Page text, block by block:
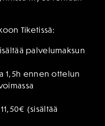
Tiketissä:
palvelumaksun
1,5h ennen ottelun
(sisältää